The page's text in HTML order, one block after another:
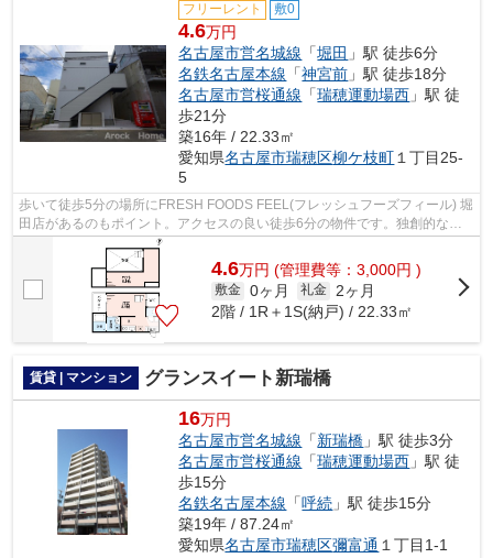
フリーレント 敷0
4.6万円
名古屋市営名城線 「堀田 」駅 徒歩6分
名鉄名古屋本線 「神宮前 」駅 徒歩18分
名古屋市営桜通線 「瑞穂運動場西 」駅 徒
歩21分
築16年 / 22.33㎡
愛知県名古屋市瑞穂区柳ケ枝町１丁目25-
5
歩いて徒歩5分の場所にFRESH FOODS FEEL(フレッシュフーズフィール) 堀
田店があるのもポイント。アクセスの良い徒歩6分の物件です。独創的なデ
ザイナーズアパートで、ご好評いただいて...
4.6万円 (管理費等：3,000円 )
敷金 0ヶ月 礼金
2ヶ月
2階 / 1R＋1S(納戸) / 22.33㎡
賃貸 | マンション グランスイート新瑞橋
16万円
名古屋市営名城線 「新瑞橋 」駅 徒歩3分
名古屋市営桜通線 「瑞穂運動場西 」駅 徒
歩15分
名鉄名古屋本線 「呼続 」駅 徒歩15分
築19年 / 87.24㎡
愛知県名古屋市瑞穂区彌富通 １丁目1-1